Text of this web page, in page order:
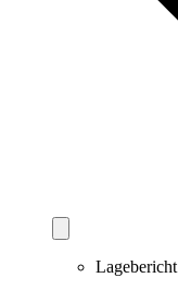
Lagebericht